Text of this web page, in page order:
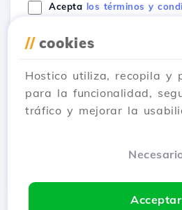
Acepta los términos y
// cookies
Hostico utiliza, recopila y
para la funcionalidad,
tráfico y mejorar la
Acceptar